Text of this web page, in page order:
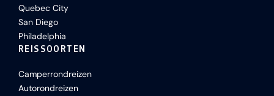
Quebec City
San Diego
Philadelphia
REISSOORTEN
Camperrondreizen
Autorondreizen